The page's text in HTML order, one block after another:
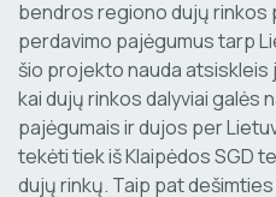
bendros regiono dujų rinkos
perdavimo pajėgumus tarp
šio projekto nauda atsiskleis
kai dujų rinkos dalyviai galės
pajėgumais ir dujos per
tekėti tiek iš Klaipėdos SGD
dujų rinkų. Taip pat